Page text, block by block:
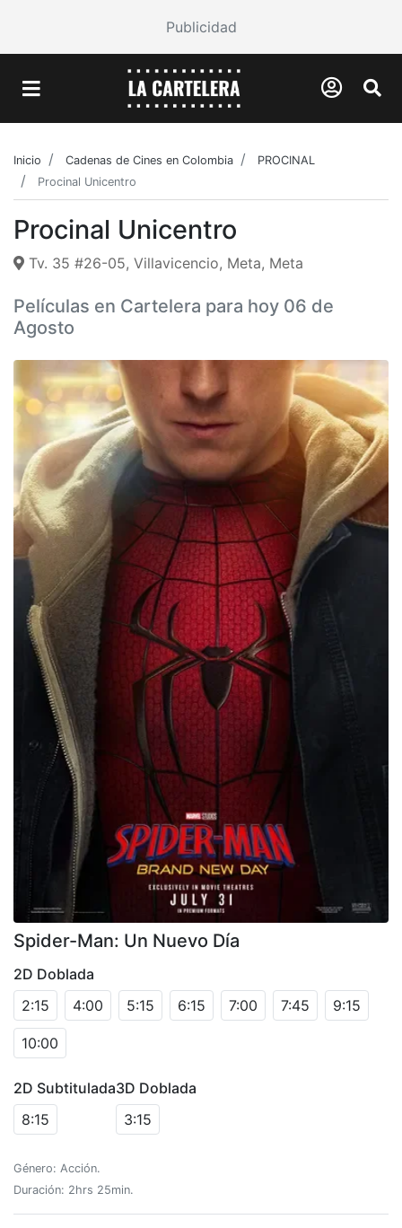
Publicidad
Inicio Cadenas de Cines en Colombia
PROCINAL
Procinal Unicentro
Procinal Unicentro
Tv. 35 #26-05, Villavicencio, Meta, Meta
Películas en Cartelera para hoy 06 de
Agosto
Spider-Man: Un Nuevo Día
2D Doblada
2:15
4:00 5:15 6:15 7:00 7:45 9:15
10:00
2D Subtitulada
8:15
3D Doblada
3:15
Género: Acción.
Duración: 2hrs 25min.